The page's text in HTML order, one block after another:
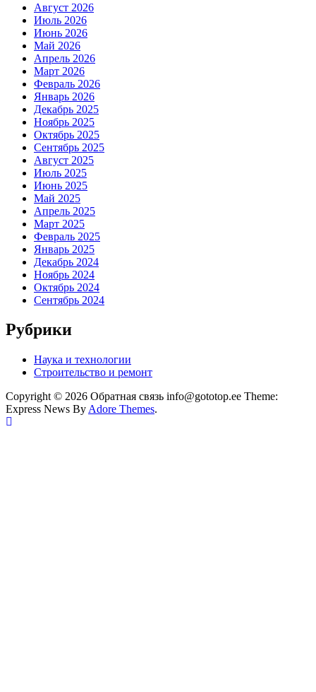
Август 2026
Июль 2026
Июнь 2026
Май 2026
Апрель 2026
Март 2026
Февраль 2026
Январь 2026
Декабрь 2025
Ноябрь 2025
Октябрь 2025
Сентябрь 2025
Август 2025
Июль 2025
Июнь 2025
Май 2025
Апрель 2025
Март 2025
Февраль 2025
Январь 2025
Декабрь 2024
Ноябрь 2024
Октябрь 2024
Сентябрь 2024
Рубрики
Наука и технологии
Строительство и ремонт
Copyright © 2026 Обратная связь info@gototop.ee Theme:
Express News By Adore Themes.